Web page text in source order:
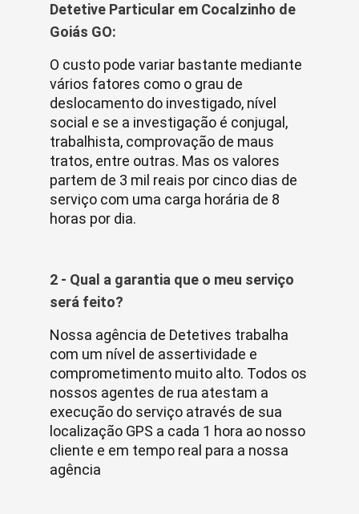
Detetive Particular em Cocalzinho de
Goiás GO:
O custo pode variar bastante mediante
vários fatores como o grau de
deslocamento do investigado, nível
social e se a investigação é conjugal,
trabalhista, comprovação de maus
tratos, entre outras. Mas os valores
partem de 3 mil reais por cinco dias de
serviço com uma carga horária de 8
horas por dia.
2 - Qual a garantia que o meu serviço
será feito?
Nossa agência de Detetives trabalha
com um nível de assertividade e
comprometimento muito alto. Todos os
nossos agentes de rua atestam a
execução do serviço através de sua
localização GPS a cada 1 hora ao nosso
cliente e em tempo real para a nossa
agência